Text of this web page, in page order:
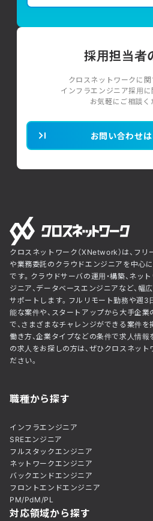
採用担当者
クロスネットワークに関
インフラエンジニア採用に
お気軽にご相談く
お問い合わせ
クロスネットワーク（XNetwork）は、フ
や業務委託のクラウドエンジニアを中心
です。クラウドサーバの運用・構築、ネッ
ジニア、データベースエンジニアなど、幅
サポートします。フルリモート勤務や週
能な案件や、スタートアップから大手企
で、さまざまなチャレンジができる案件を
働き方、企業タイプなどの条件で求人情
の求人をお探しの方は、ぜひクロスネット
ださい。
職種から探す
インフラエンジニア
SREエンジニア
フルスタックエンジニア
ネットワークエンジニア
バックエンドエンジニア
フロントエンドエンジニア
PM/PdM/PL
対応領域から探す